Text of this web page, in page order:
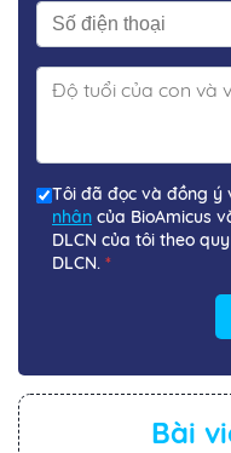
Tôi đã đọc và đồng ý
nhân của BioAmicus
DLCN của tôi theo
DLCN. *
Bài